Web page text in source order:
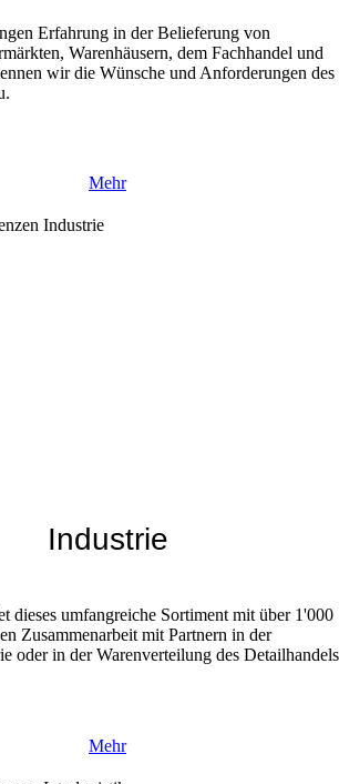
Erfahrung in der Belieferung von
Warenhäusern, dem Fachhandel und
wir die Wünsche und Anforderungen des
Mehr
Industrie
dieses umfangreiche Sortiment mit über 1'000
Zusammenarbeit mit Partnern in der
oder in der Warenverteilung des
Mehr